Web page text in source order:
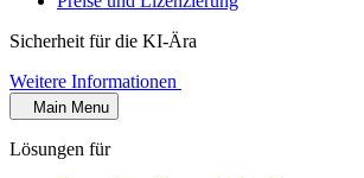
Sicherheit für die KI-Ära
Weitere Informationen
Main Menu
Lösungen für